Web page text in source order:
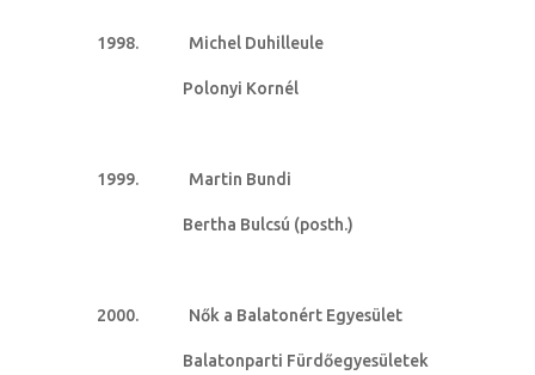
Michel Duhilleule
Polonyi Kornél
Martin Bundi
Bertha Bulcsú (posth.)
Nők a Balatonért Egyesület
Balatonparti Fürdőegyesületek